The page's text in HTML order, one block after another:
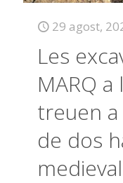
29 agost,
Les
MARQ
treuen
de dos